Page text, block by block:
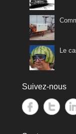
Le
Suivez-nous